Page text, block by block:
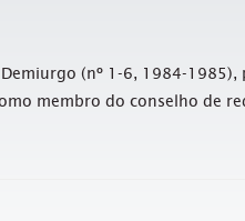
(nº 1-6, 1984-
membro do conselho de